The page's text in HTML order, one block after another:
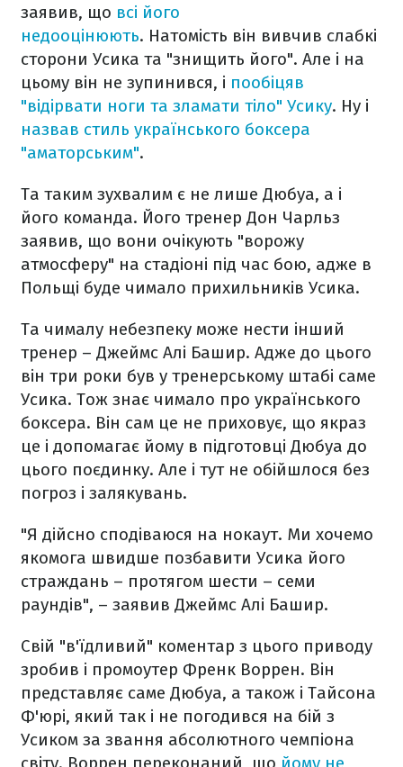
заявив, що всі його
недооцінюють. Натомість він вивчив слабкі
сторони Усика та "знищить його". Але і на
цьому він не зупинився, і пообіцяв
"відірвати ноги та зламати тіло" Усику. Ну і
назвав стиль українського боксера
"аматорським".
Та таким зухвалим є не лише Дюбуа, а і
його команда. Його тренер Дон Чарльз
заявив, що вони очікують "ворожу
атмосферу" на стадіоні під час бою, адже в
Польщі буде чимало прихильників Усика.
Та чималу небезпеку може нести інший
тренер – Джеймс Алі Башир. Адже до цього
він три роки був у тренерському штабі саме
Усика. Тож знає чимало про українського
боксера. Він сам це не приховує, що якраз
це і допомагає йому в підготовці Дюбуа до
цього поєдинку. Але і тут не обійшлося без
погроз і залякувань.
"Я дійсно сподіваюся на нокаут. Ми хочемо
якомога швидше позбавити Усика його
страждань – протягом шести – семи
раундів", – заявив Джеймс Алі Башир.
Свій "в'їдливий" коментар з цього приводу
зробив і промоутер Френк Воррен. Він
представляє саме Дюбуа, а також і Тайсона
Ф'юрі, який так і не погодився на бій з
Усиком за звання абсолютного чемпіона